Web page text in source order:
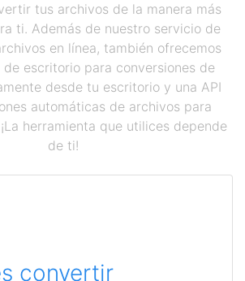
tus archivos de la manera más
ti. Además de nuestro servicio de
en línea, también ofrecemos
de escritorio para conversiones de
desde tu escritorio y una API
automáticas de archivos para
herramienta que utilices depende
de ti!
convertir